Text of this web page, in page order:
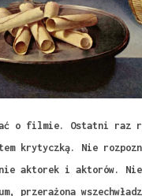
o filmie. Ostatni raz
krytyczką. Nie
aktorek i aktorów.
przerażona